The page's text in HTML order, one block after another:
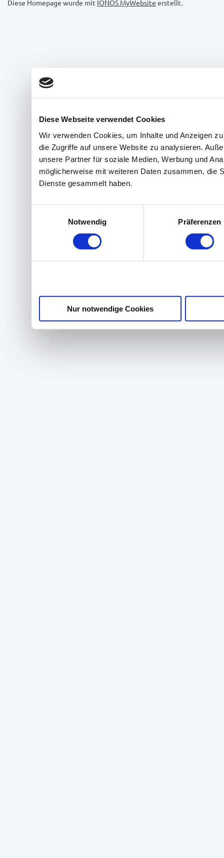
Diese Webseite verwendet Cookies
Wir verwenden Cookies, um Inhalte und Anzeigen
die Zugriffe auf unsere Website zu analysieren.
unsere Partner für soziale Medien, Werbung und
möglicherweise mit weiteren Daten zusammen, die
Dienste gesammelt haben.
Notwendig
Präferenzen
Nur notwendige Cookies
Diese Homepage wurde mit IONOS MyWebsite erstellt.